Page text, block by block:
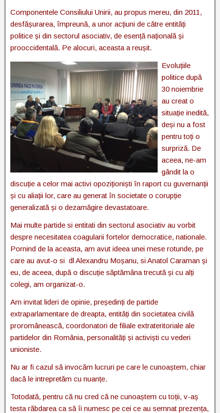
Componentele Consiliului Unirii, au propus mereu, din 2011,
desfășurarea, împreună, a unor acțiuni de către entități
politice și din sectorul asociativ, de esență națională și
prooccidentală. Pe alocuri, aceasta a reușit.
Evoluțiile
politice după
30 noiembrie
au creat o
situație inedită,
deși nu a fost
pentru toți o
surpriză. De
aceea, ne-am
gândit la o
discuție a celor mai activi opoziționiști în raport cu guvernanții
și cu aliații lor, care au generat în societate o corupție
generalizată și o dezamăgire devastatoare.
Mai multe partide si entitati din sectorul asociativ au vorbit
despre necesitatea coagularii fortelor democratice, nationale.
Pornind de la aceasta, am avut ideea unei mese rotunde, pe
care au avut-o si dl Alexandru Moșanu, si Anatol Caraman și
eu, de aceea, după o discuție săptămâna trecută și cu alți
colegi, am organizat-o.
Am invitat lideri de opinie, președinți de partide
extraparlamentare de dreapta, entități din societatea civilă
proromânească, coordonatori de filiale extrateritoriale ale
partidelor din România, personalități și activiști cu vederi
unioniste.
Nu ar fi cazul să invocăm lucruri pe care le cunoaștem, chiar
dacă le intrepretăm cu nuanțe.
Totodată, pentru că nu cred că ne cunoaștem cu toții, v-aș
testa răbdarea ca să îi numesc pe cei ce au semnat prezența,